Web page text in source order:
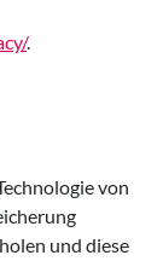
.
von
und diese